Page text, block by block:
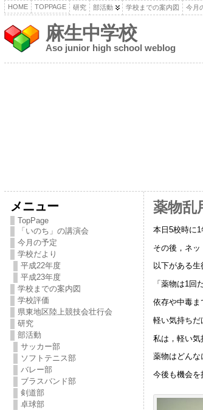
HOME TOPPAGE 研究 部活動 学校までの案内図 今月
麻生中学校
Aso junior high school weblog
メニュー
TopPage
「いのち」の講演会
今月の予定
学校だより
平成22年度
平成23年度
学校までの案内図
学校評価
県東地区陸上競技会壮行会
研究
部活動
サッカー部
ソフトテニス部
バレー部
ブラスバンド部
剣道部
卓球部
薬物乱
本日5校時に1
その後，ネッ
以下がある生
「薬物は1回
依存や中毒ま
軽い気持ちだ
私は，軽い気
薬物はどんな
今後も機会を